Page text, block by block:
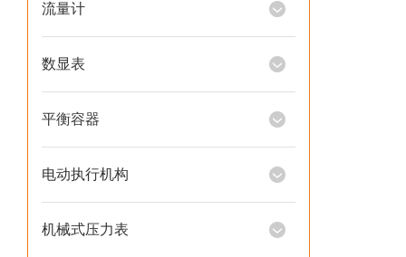
流量计
数显表
平衡容器
电动执行机构
机械式压力表